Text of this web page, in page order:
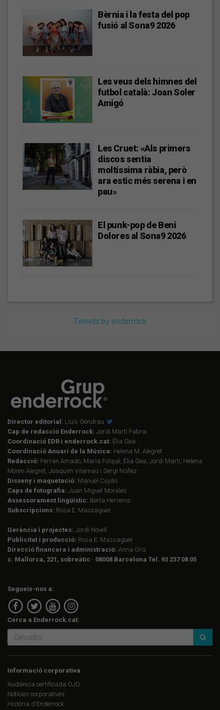
Bèrnia i la festa del pop
fusió al Sona9 2026
Les veus dels himnes del
futbol català: Joan Soler
Amigó
Les Cruet: «Als primers
discos sentia
moltíssima ràbia, però
ara estic més serena i en
pau»
El punk-pop de Beni
Dolores al Sona9 2026
Tweets by enderrock
Director editorial: Lluís Gendrau
Cap de redacció Enderrock: Jordi Martí Fabra
Coordinació EDR i enderrock.cat: Èlia Gea
Coordinació Anuari de la Música: Helena M. Alegret
Redacció: Ferran Amado, Maria Folqué, Èlia Gea, Jordi Martí, Helena
Morén Alegret, Joaquim Vilarnau i Sergi Núñez
Disseny i maquetació: Manuel Cuyàs
Caps de fotografia: Juan Miguel Morales
Assessorament lingüístic: Berta Herreros
Subscripcions: Rosa E. Massaguer
Gerència i projectes: Jordi Novell
Publicitat i producció: Rosa E. Massaguer
Direcció financera i administració: Anna Gris
c. Mallorca, 221, sobreàtic · 08008 Barcelona Tel. 93 237 08 05
Segueix-nos a:
Cerca a Enderrock.cat:
Informació corporativa
Audiència certificada OJD
Notícies corporatives
Història d'Enderrock